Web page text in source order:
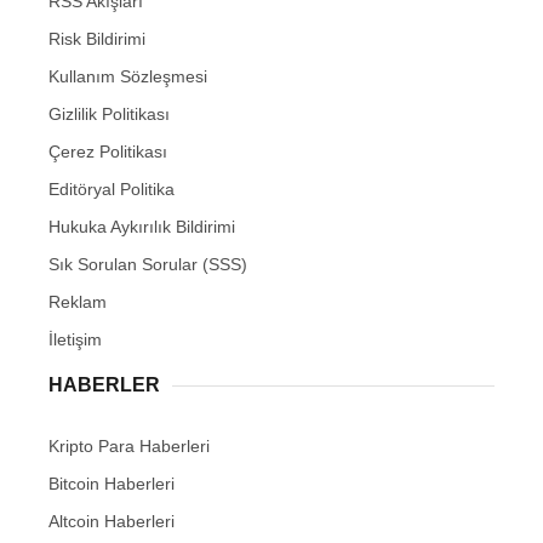
Risk Bildirimi
Kullanım Sözleşmesi
Gizlilik Politikası
Çerez Politikası
Editöryal Politika
Hukuka Aykırılık Bildirimi
Sık Sorulan Sorular (SSS)
Reklam
İletişim
HABERLER
Kripto Para Haberleri
Bitcoin Haberleri
Altcoin Haberleri